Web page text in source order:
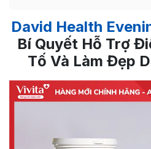
David Health
Bí Quyết Hỗ Trợ
Tố Và Làm Đẹp